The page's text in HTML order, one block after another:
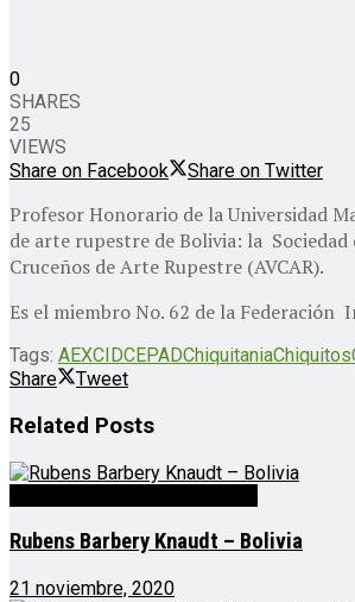
0
SHARES
25
VIEWS
Share on Facebook
Share on Twitter
Profesor Honorario de la Universidad
de arte rupestre de Bolivia: la
Cruceños de Arte Rupestre (AVCAR).
Es el miembro No. 62 de la
Tags: AEXCIDCEPADChiquitaniaChiquitos
Share
Tweet
Related Posts
Rubens Barbery Knaudt – Bolivia
21 noviembre, 2020